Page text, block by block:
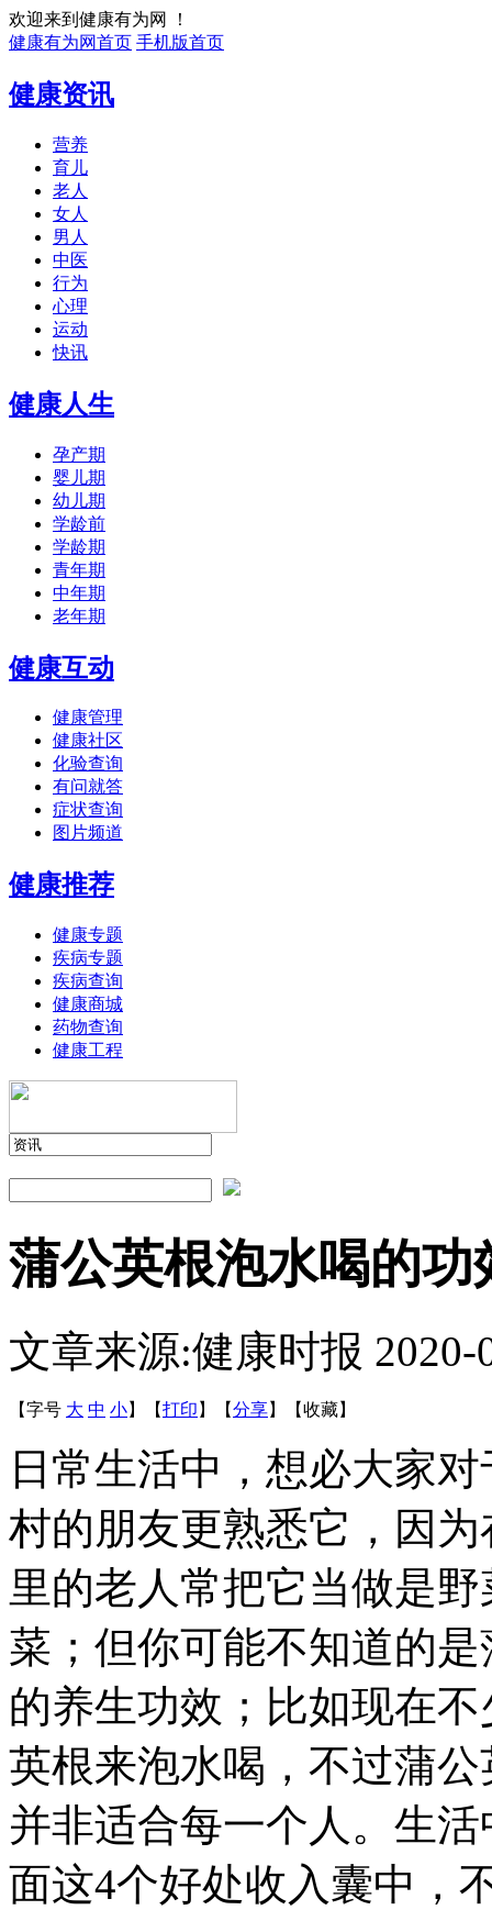
欢迎来到健康有为网 ！
健康有为网首页 手机版首页
健康资讯
营养
育儿
老人
女人
男人
中医
行为
心理
运动
快讯
健康人生
孕产期
婴儿期
幼儿期
学龄前
学龄期
青年期
中年期
老年期
健康互动
健康管理
健康社区
化验查询
有问就答
症状查询
图片频道
健康推荐
健康专题
疾病专题
疾病查询
健康商城
药物查询
健康工程
蒲公英根泡水喝的
文章来源:健康时报 2020-
【字号 大 中 小】 【打印 】 【分享】 【收藏】
日常生活中，想必大家
村的朋友更熟悉它，因
里的老人常把它当做是
菜；但你可能不知道的
的养生功效；比如现在
英根来泡水喝，不过蒲
并非适合每一个人。生
面这4个好处收入囊中，